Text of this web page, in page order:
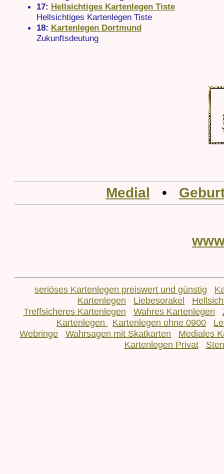
17: Hellsichtiges Kartenlegen Tiste
Hellsichtiges Kartenlegen Tiste
18: Kartenlegen Dortmund
Zukunftsdeutung
Medial •
seriöses Kartenlegen preiswert und günstig
Kartenlegen
Liebesorakel
Treffsicheres Kartenlegen
Wahres Kartenlegen
Kartenlegen
Kartenlegen ohne 0900
Webringe
Wahrsagen mit Skatkarten
Mediales
Kartenlegen Privat